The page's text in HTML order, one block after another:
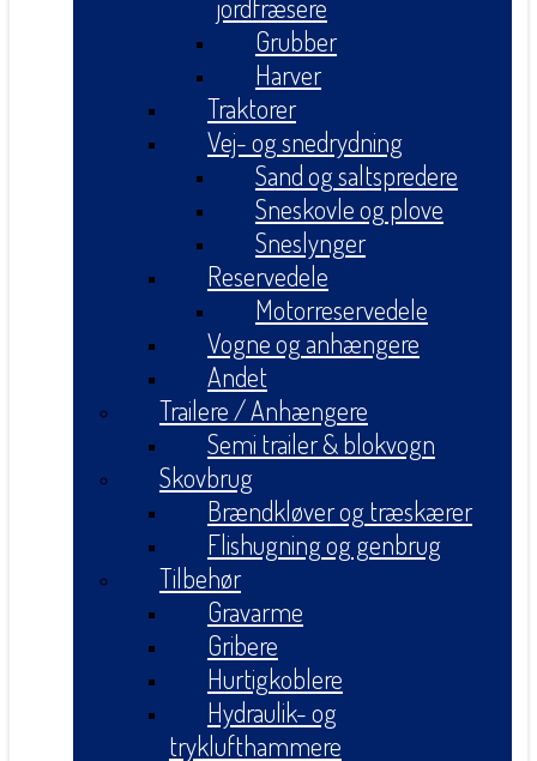
jordfræsere
Grubber
Harver
Traktorer
Vej- og snedrydning
Sand og saltspredere
Sneskovle og plove
Sneslynger
Reservedele
Motorreservedele
Vogne og anhængere
Andet
Trailere / Anhængere
Semi trailer & blokvogn
Skovbrug
Brændkløver og træskærer
Flishugning og genbrug
Tilbehør
Gravarme
Gribere
Hurtigkoblere
Hydraulik- og
tryklufthammere